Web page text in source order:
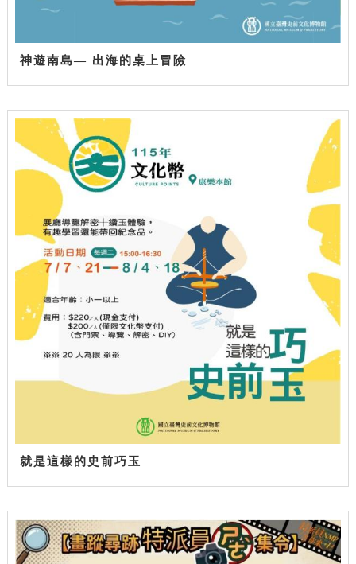
神遊南島— 出海的桌上冒險
就是這樣的史前巧玉